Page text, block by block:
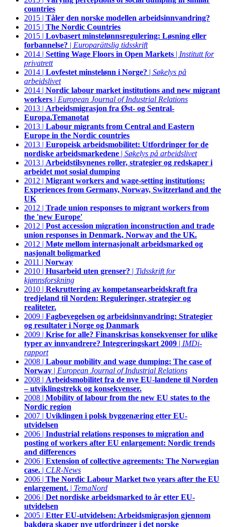
countries
2015 | Tåler den norske modellen arbeidsinnvandring?
2015 | The Nordic Countries
2015 | Lovbasert minstelønnsregulering: Løsning eller
forbannelse? | Europarättslig tidsskrift
2014 | Setting Wage Floors in Open Markets | Institutt for
privatrett
2014 | Lovfestet minstelønn i Norge? | Søkelys på
arbeidslivet
2014 | Nordic labour market institutions and new migrant
workers | European Journal of Industrial Relations
2013 | Arbeidsmigrasjon fra Øst- og Sentral-
Europa.Temanotat
2013 | Labour migrants from Central and Eastern
Europe in the Nordic countries
2013 | Europeisk arbeidsmobilitet: Utfordringer for de
nordiske arbeidsmarkedene | Søkelys på arbeidslivet
2013 | Arbeidstilsynenes roller, strategier og redskaper i
arbeidet mot sosial dumping
2012 | Migrant workers and wage-setting institutions:
Experiences from Germany, Norway, Switzerland and the
UK
2012 | Trade union responses to migrant workers from
the 'new Europe'
2012 | Post accession migration inconstruction and trade
union responses in Denmark, Norway and the UK.
2012 | Møte mellom internasjonalt arbeidsmarked og
nasjonalt boligmarked
2011 | Norway
2010 | Husarbeid uten grenser? | Tidsskrift for
kjønnsforskning
2010 | Rekruttering av kompetansearbeidskraft fra
tredjeland til Norden: Reguleringer, strategier og
realiteter.
2009 | Fagbevegelsen og arbeidsinnvandring: Strategier
og resultater i Norge og Danmark
2009 | Krise for alle? Finanskrisas konsekvenser for ulike
typer av innvandrere? Integreringskart 2009 | IMDi-
rapport
2008 | Labour mobility and wage dumping: The case of
Norway | European Journal of Industrial Relations
2008 | Arbeidsmobilitet fra de nye EU-landene til Norden
– utviklingstrekk og konsekvenser.
2008 | Mobility of labour from the new EU states to the
Nordic region
2007 | Uviklingen i polsk byggenæring etter EU-
utvidelsen
2006 | Industrial relations responses to migration and
posting of workers after EU enlargement: Nordic trends
and differences
2006 | Extension of collective agreements: The Norwegian
case. | CLR-News
2006 | The Nordic Labour Market two years after the EU
enlargement. | TemaNord
2006 | Det nordiske arbeidsmarked to år etter EU-
utvidelsen
2005 | Etter EU-utvidelsen: Arbeidsmigrasjon gjennom
bakdøra skaper nye utfordringer i det norske